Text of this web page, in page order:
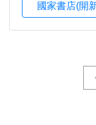
國家書店(開